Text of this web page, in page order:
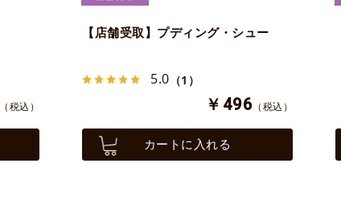
（税込）
【店舗受取】プディング・シュー
5.0 （1）
￥496 （税込）
カートに入れる